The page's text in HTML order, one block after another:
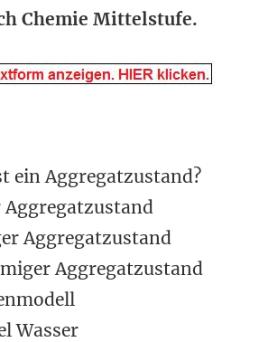
Chemie Mittelstufe.
ein Aggregatzustand?
Aggregatzustand
Aggregatzustand
Aggregatzustand
Wasser